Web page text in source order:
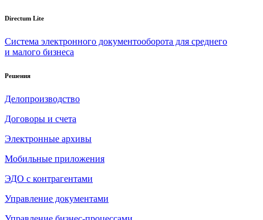
Directum Lite
Система электронного документооборота для среднего
и малого бизнеса
Решения
Делопроизводство
Договоры и счета
Электронные архивы
Мобильные приложения
ЭДО с контрагентами
Управление документами